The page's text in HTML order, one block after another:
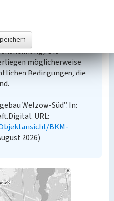
steht unter der freien
Die
möglicherweise
Bedingungen, die
Welzow-Süd”. In:
URL:
BKM-
2026)